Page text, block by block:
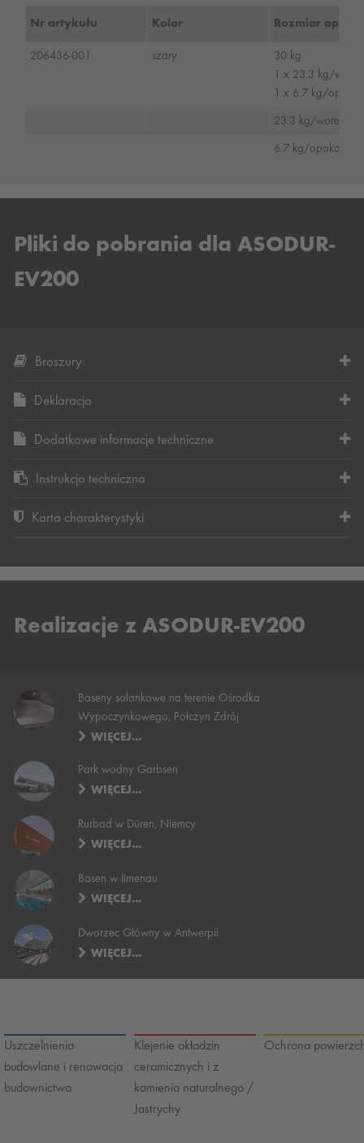
Nr artykułu Kolor Rozmiar
206436-001 szary
30 kg
1 x 23.3 kg/
1 x 6.7 kg/
23.3 kg/worek
6.7 kg/
Pliki do pobrania dla ASODUR-
EV200
Broszury
Deklaracja
Dodatkowe informacje techniczne
Instrukcja techniczna
Karta charakterystyki
Realizacje z ASODUR-EV200
Baseny solankowe na terenie Ośrodka
Wypoczynkowego, Połczyn Zdrój
WIĘCEJ...
Park wodny Garbsen
WIĘCEJ...
Rurbad w Düren, Niemcy
WIĘCEJ...
Basen w Ilmenau
WIĘCEJ...
Dworzec Główny w Antwerpii
WIĘCEJ...
Uszczelnienia
budowlane i renowacja
budownictwa
Klejenie okładzin
ceramicznych i z
kamienia naturalnego /
Jastrychy
Ochrona